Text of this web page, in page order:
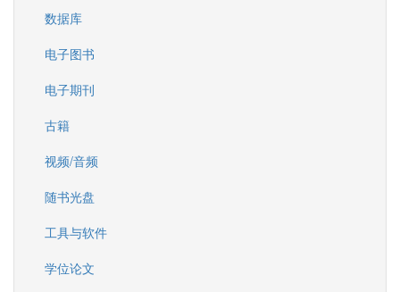
数据库
电子图书
电子期刊
古籍
视频/音频
随书光盘
工具与软件
学位论文